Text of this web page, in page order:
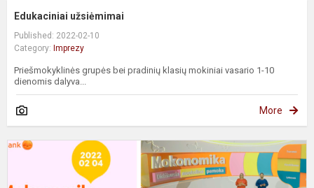
Edukaciniai užsiėmimai
Published: 2022-02-10
Category: Imprezy
Priešmokyklinės grupės bei pradinių klasių mokiniai vasario 1-10
dienomis dalyva...
More